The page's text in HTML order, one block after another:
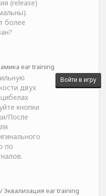
(release)
более
ear training
двух
кнопки
После
по
Войти в игру
/ Эквализация ear training